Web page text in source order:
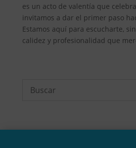
es un acto de valentía que
invitamos a dar el primer paso
Estamos aquí para escucharte,
calidez y profesionalidad que